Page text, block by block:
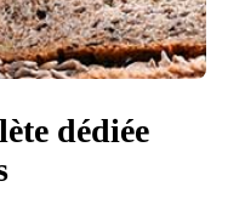
dédiée